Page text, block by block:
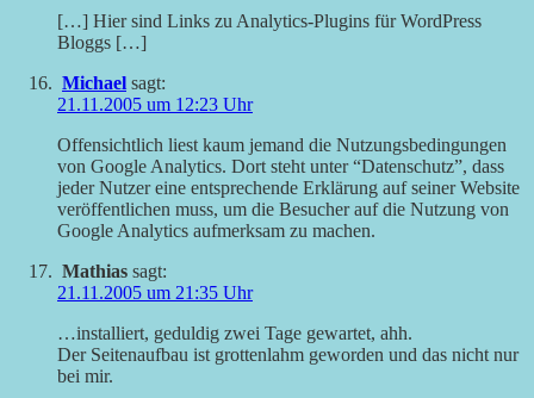
[…] Hier sind Links zu Analytics-Plugins für WordPress
Bloggs […]
Michael sagt:
21.11.2005 um 12:23 Uhr
Offensichtlich liest kaum jemand die Nutzungsbedingungen
von Google Analytics. Dort steht unter “Datenschutz”, dass
jeder Nutzer eine entsprechende Erklärung auf seiner Website
veröffentlichen muss, um die Besucher auf die Nutzung von
Google Analytics aufmerksam zu machen.
Mathias sagt:
21.11.2005 um 21:35 Uhr
…installiert, geduldig zwei Tage gewartet, ahh.
Der Seitenaufbau ist grottenlahm geworden und das nicht nur
bei mir.